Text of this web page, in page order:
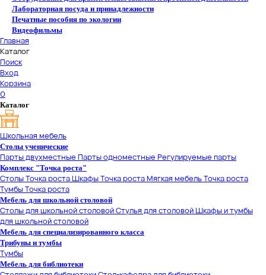
Лабораторная посуда и принадлежности
Печатные пособия по экологии
Видеофильмы
Главная
Каталог
Поиск
Вход
Корзина
0
Каталог
Школьная мебель
Столы ученические
Парты двухместные Парты одноместные Регулируемые парты
Комплекс "Точка роста"
Столы Точка ростаШкафы Точка ростаМягкая мебель Точка роста
Тумбы Точка роста
Мебель для школьной столовой
Столы для школьной столовойСтулья для столовойШкафы и тумбы
для школьной столовой
Мебель для специализированного класса
Трибуны и тумбы
Тумбы
Мебель для библиотеки